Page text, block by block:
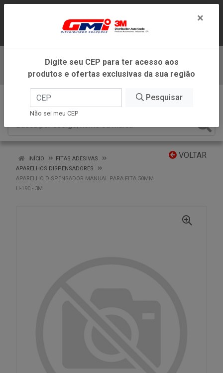
ATENDIMENTO DENTRO DO ESTADO DE
MINAS GERAIS.
Baixe já nosso APP
VOLTAR
INÍCIO
FITAS ADESIVAS
APARELHOS DISPENSADORES
APARELHO DISPENSADOR MANUAL PARA FITA 50MM
H-190 - 3M
×
Digite seu CEP para ter acesso aos
produtos e ofertas exclusivas da sua região
Pesquisar
Não sei meu CEP